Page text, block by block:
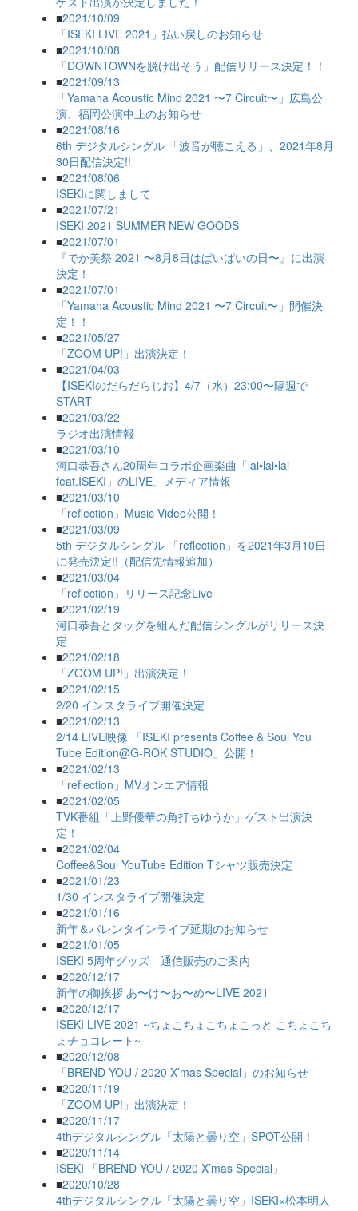
■2021/10/09
「ISEKI LIVE 2021」払い戻しのお知らせ
■2021/10/08
「DOWNTOWNを脱け出そう」配信リリース決定！！
■2021/09/13
「Yamaha Acoustic Mind 2021 〜7 Circuit〜」広島公
演、福岡公演中止のお知らせ
■2021/08/16
6th デジタルシングル 「波音が聴こえる」、2021年8月
30日配信決定!!
■2021/08/06
ISEKIに関しまして
■2021/07/21
ISEKI 2021 SUMMER NEW GOODS
■2021/07/01
『でか美祭 2021 〜8月8日はぱいぱいの日〜』に出演
決定！
■2021/07/01
「Yamaha Acoustic Mind 2021 〜7 Circuit〜」開催決
定！！
■2021/05/27
「ZOOM UP!」出演決定！
■2021/04/03
【ISEKIのだらだらじお】4/7（水）23:00〜隔週で
START
■2021/03/22
ラジオ出演情報
■2021/03/10
河口恭吾さん20周年コラボ企画楽曲「lai•lai•lai
feat.ISEKI」のLIVE、メディア情報
■2021/03/10
「reflection」Music Video公開！
■2021/03/09
5th デジタルシングル 「reflection」を2021年3月10日
に発売決定!!（配信先情報追加）
■2021/03/04
「reflection」リリース記念Live
■2021/02/19
河口恭吾とタッグを組んだ配信シングルがリリース決
定
■2021/02/18
「ZOOM UP!」出演決定！
■2021/02/15
2/20 インスタライブ開催決定
■2021/02/13
2/14 LIVE映像 「ISEKI presents Coffee & Soul You
Tube Edition@G-ROK STUDIO」公開！
■2021/02/13
「reflection」MVオンエア情報
■2021/02/05
TVK番組「上野優華の角打ちゆうか」ゲスト出演決
定！
■2021/02/04
Coffee&Soul YouTube Edition Tシャツ販売決定
■2021/01/23
1/30 インスタライブ開催決定
■2021/01/16
新年＆バレンタインライブ延期のお知らせ
■2021/01/05
ISEKI 5周年グッズ 通信販売のご案内
■2020/12/17
新年の御挨拶 あ〜け〜お〜め〜LIVE 2021
■2020/12/17
ISEKI LIVE 2021 ~ちょこちょこちょこっと こちょこち
ょチョコレート~
■2020/12/08
「BREND YOU / 2020 X’mas Special」のお知らせ
■2020/11/19
「ZOOM UP!」出演決定！
■2020/11/17
4thデジタルシングル「太陽と曇り空」SPOT公開！
■2020/11/14
ISEKI 「BREND YOU / 2020 X’mas Special」
■2020/10/28
4thデジタルシングル「太陽と曇り空」ISEKI×松本明人